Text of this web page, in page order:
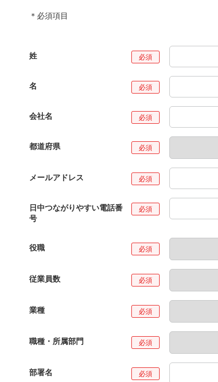
＊必須項目
姓
名
会社名
都道府県
メールアドレス
日中つながりやすい電話番
号
役職
従業員数
業種
職種・所属部門
部署名